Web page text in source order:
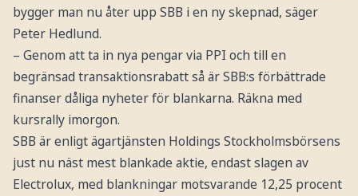
bygger man nu åter upp SBB i en ny skepnad, säger
Peter Hedlund.
– Genom att ta in nya pengar via PPI och till en
begränsad transaktionsrabatt så är SBB:s förbättrade
finanser dåliga nyheter för blankarna. Räkna med
kursrally imorgon.
SBB är enligt ägartjänsten Holdings Stockholmsbörsens
just nu näst mest blankade aktie, endast slagen av
Electrolux, med blankningar motsvarande 12,25 procent